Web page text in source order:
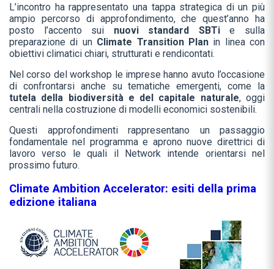
L’incontro ha rappresentato una tappa strategica di un più
ampio percorso di approfondimento, che quest’anno ha
posto l’accento sui nuovi standard SBTie sulla
preparazione di un Climate Transition Planin linea con
obiettivi climatici chiari, strutturati e rendicontati.
Nel corso del workshop le imprese hanno avuto l’occasione
di confrontarsi anche su tematiche emergenti, come la
tutela della biodiversità e del capitale naturale, oggi
centrali nella costruzione di modelli economici sostenibili.
Questi approfondimenti rappresentano un passaggio
fondamentale nel programma e aprono nuove direttrici di
lavoro verso le quali il Network intende orientarsi nel
prossimo futuro.
Climate Ambition Accelerator: esiti della prima
edizione italiana